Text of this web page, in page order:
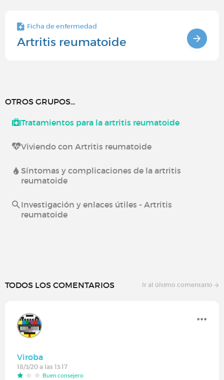
Ficha de enfermedad
Artritis reumatoide
OTROS GRUPOS...
Tratamientos para la artritis reumatoide
Viviendo con Artritis reumatoide
Síntomas y complicaciones de la artritis
reumatoide
Investigación y enlaces útiles - Artritis
reumatoide
TODOS LOS COMENTARIOS Ir al último comentario
Viroba
18/3/20 a las 13:17
Buen consejero